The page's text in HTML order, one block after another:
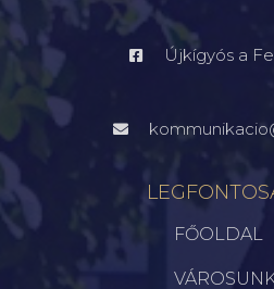
Újkígyós a
FŐOLDAL